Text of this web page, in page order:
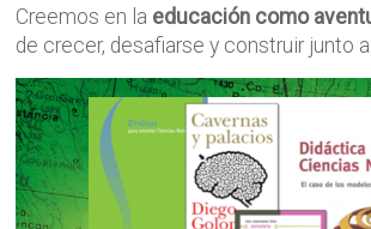
Creemos en la educación como
de crecer, desafiarse y construir junto